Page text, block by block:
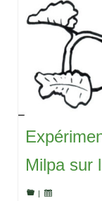
Milpa sur
|